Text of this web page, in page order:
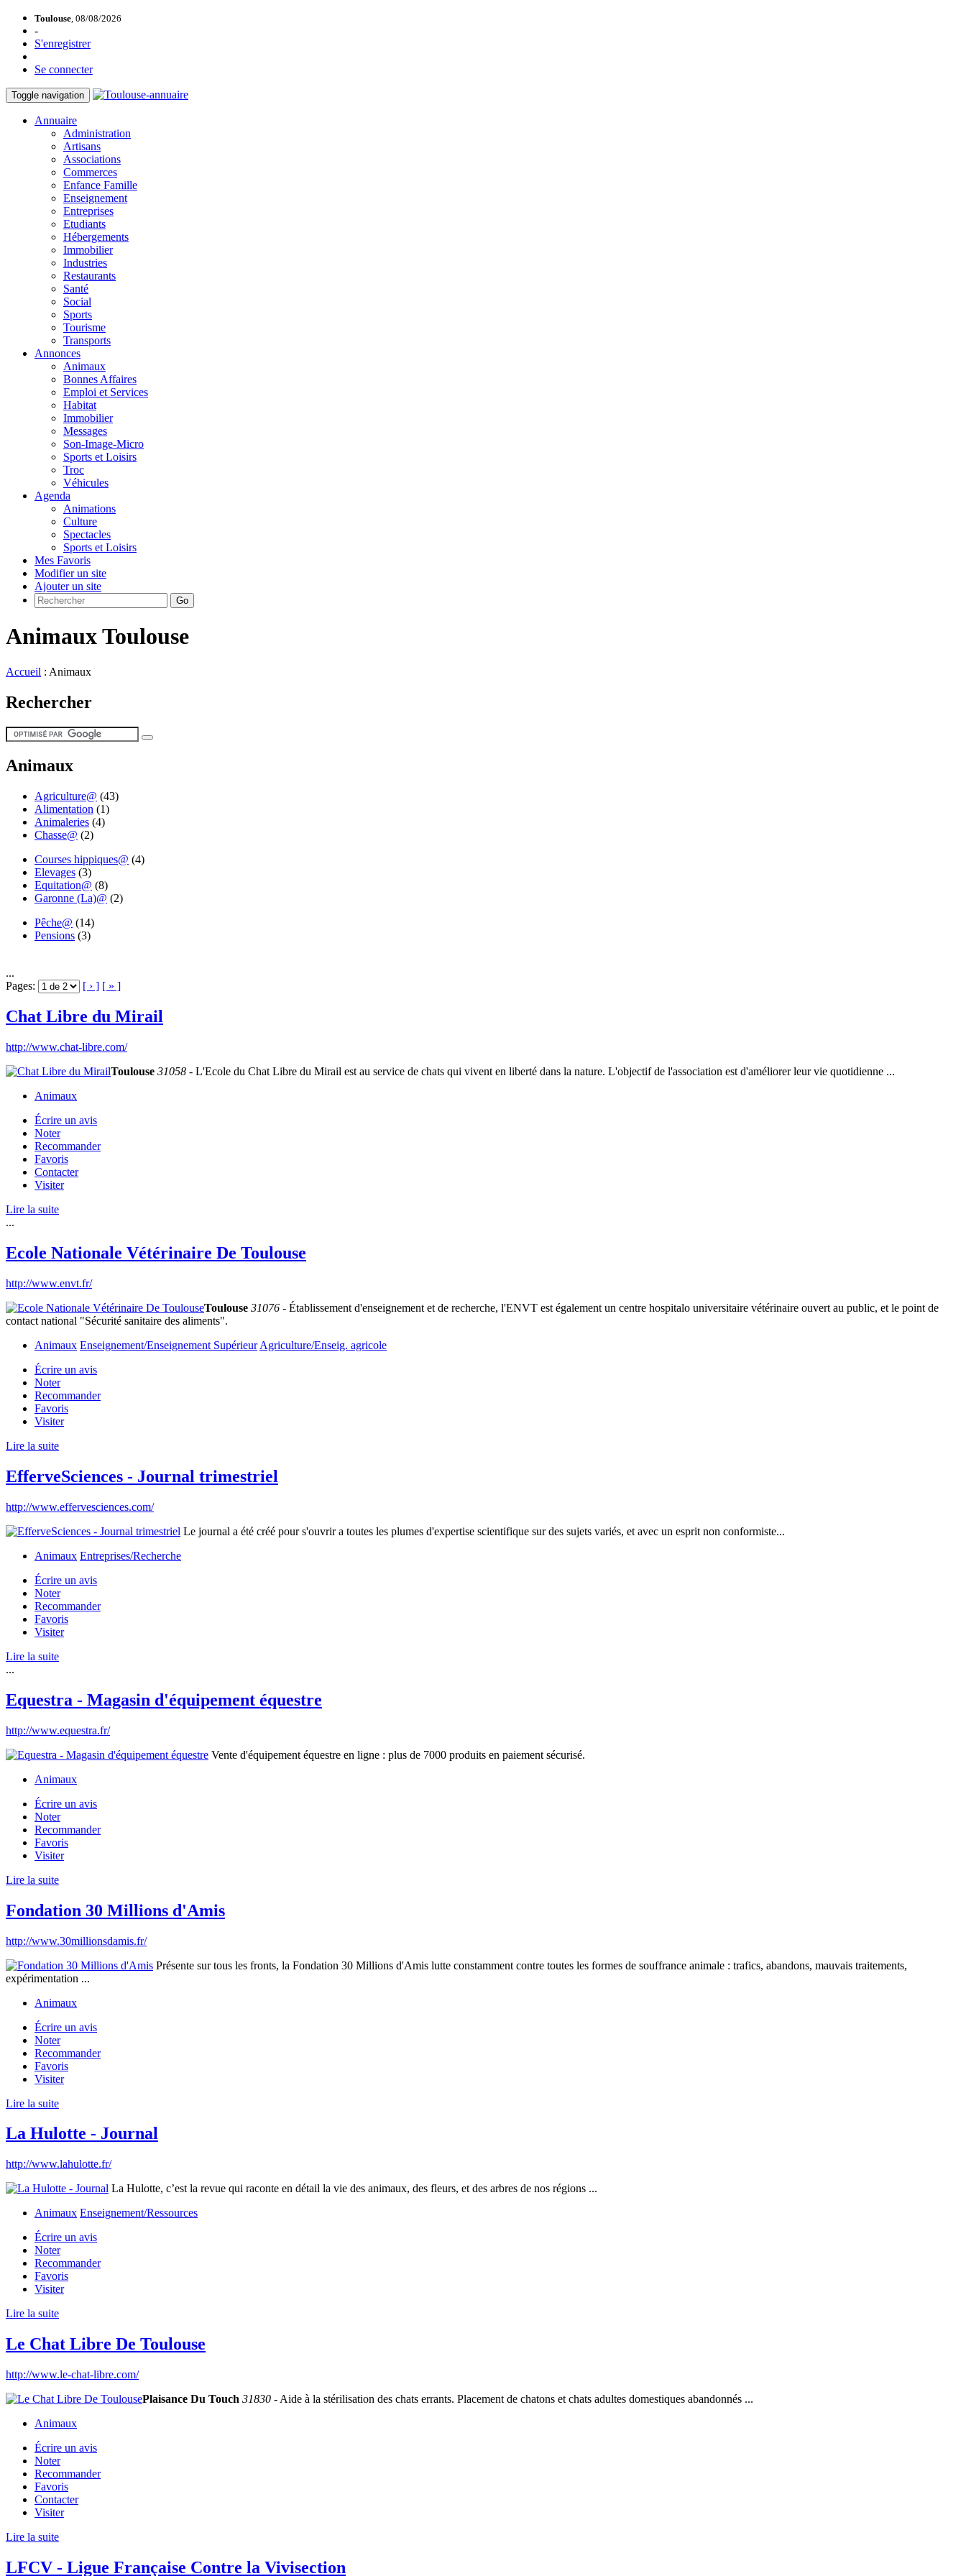
Toulouse, 08/08/2026
-
S'enregistrer
Se connecter
Toggle navigation
Annuaire
Administration
Artisans
Associations
Commerces
Enfance Famille
Enseignement
Entreprises
Etudiants
Hébergements
Immobilier
Industries
Restaurants
Santé
Social
Sports
Tourisme
Transports
Annonces
Animaux
Bonnes Affaires
Emploi et Services
Habitat
Immobilier
Messages
Son-Image-Micro
Sports et Loisirs
Troc
Véhicules
Agenda
Animations
Culture
Spectacles
Sports et Loisirs
Mes Favoris
Modifier un site
Ajouter un site
Go
Animaux Toulouse
Accueil : Animaux
Rechercher
Animaux
Agriculture@ (43)
Alimentation (1)
Animaleries (4)
Chasse@ (2)
Courses hippiques@ (4)
Elevages (3)
Equitation@ (8)
Garonne (La)@ (2)
Pêche@ (14)
Pensions (3)
...
Pages:
[ › ] [ » ]
Chat Libre du Mirail
http://www.chat-libre.com/
Toulouse 31058 - L'Ecole du Chat Libre du Mirail est au service de chats qui vivent en liberté dans la nature. L'objectif de l'association est d'améliorer leur vie quotidienne ...
Animaux
Écrire un avis
Noter
Recommander
Favoris
Contacter
Visiter
Lire la suite
...
Ecole Nationale Vétérinaire De Toulouse
http://www.envt.fr/
Toulouse 31076 - Établissement d'enseignement et de recherche, l'ENVT est également un centre hospitalo universitaire vétérinaire ouvert au public, et le point de
contact national "Sécurité sanitaire des aliments".
Animaux Enseignement/Enseignement Supérieur Agriculture/Enseig. agricole
Écrire un avis
Noter
Recommander
Favoris
Visiter
Lire la suite
EfferveSciences - Journal trimestriel
http://www.effervesciences.com/
Le journal a été créé pour s'ouvrir a toutes les plumes d'expertise scientifique sur des sujets variés, et avec un esprit non conformiste...
Animaux Entreprises/Recherche
Écrire un avis
Noter
Recommander
Favoris
Visiter
Lire la suite
...
Equestra - Magasin d'équipement équestre
http://www.equestra.fr/
Vente d'équipement équestre en ligne : plus de 7000 produits en paiement sécurisé.
Animaux
Écrire un avis
Noter
Recommander
Favoris
Visiter
Lire la suite
Fondation 30 Millions d'Amis
http://www.30millionsdamis.fr/
Présente sur tous les fronts, la Fondation 30 Millions d'Amis lutte constamment contre toutes les formes de souffrance animale : trafics, abandons, mauvais traitements,
expérimentation ...
Animaux
Écrire un avis
Noter
Recommander
Favoris
Visiter
Lire la suite
La Hulotte - Journal
http://www.lahulotte.fr/
La Hulotte, c’est la revue qui raconte en détail la vie des animaux, des fleurs, et des arbres de nos régions ...
Animaux Enseignement/Ressources
Écrire un avis
Noter
Recommander
Favoris
Visiter
Lire la suite
Le Chat Libre De Toulouse
http://www.le-chat-libre.com/
Plaisance Du Touch 31830 - Aide à la stérilisation des chats errants. Placement de chatons et chats adultes domestiques abandonnés ...
Animaux
Écrire un avis
Noter
Recommander
Favoris
Contacter
Visiter
Lire la suite
LFCV - Ligue Française Contre la Vivisection